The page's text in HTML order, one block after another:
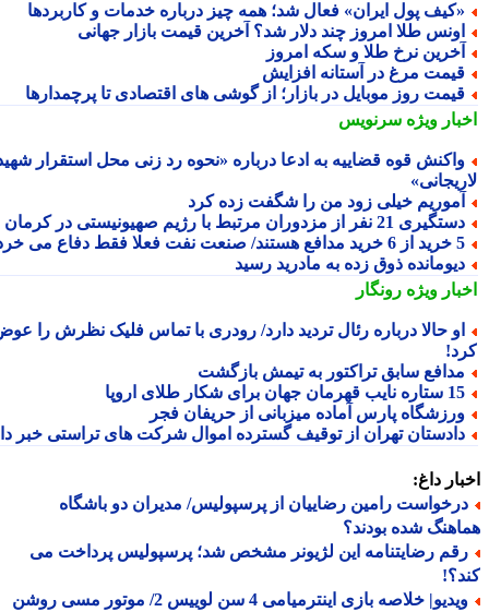
پول ایران» فعال شد؛ همه چیز درباره خدمات و کاربردها
طلا امروز چند دلار شد؟ آخرین قیمت بازار جهانی
نرخ طلا و سکه امروز
مرغ در آستانه افزایش
روز موبایل در بازار؛ از گوشی های اقتصادی تا پرچمدارها
ویژهسرنویس
قوه قضاییه به ادعا درباره «نحوه رد زنی محل استقرار شهید
خیلی زود من را شگفت زده کرد
21 نفر از مزدوران مرتبط با رژیم صهیونیستی در کرمان
ذوق زده به مادرید رسید
ویژهرونگار
حالا درباره رئال تردید دارد/ رودری با تماس فلیک نظرش را عوض
سابق تراکتور به تیمش بازگشت
قهرمان جهان برای شکار طلای اروپا
پارس آماده میزبانی از حریفان فجر
تهران از توقیف گسترده اموال شرکت های تراستی خبر داد
داغ:
رامین رضاییان از پرسپولیس/ مدیران دو باشگاه
شده بودند؟
رضایتنامه این لژیونر مشخص شد؛ پرسپولیس پرداخت می
ویدیو| خلاصه بازی اینترمیامی 4 سن لوییس 2/ موتور مسی روشن